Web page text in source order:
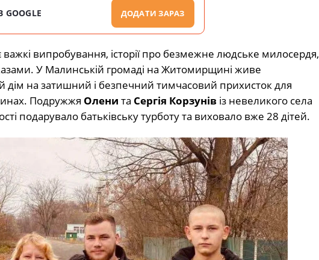
ДОДАТИ ЗАРАЗ
випробування, історії про безмежне людське милосердя,
У Малинській громаді на Житомирщині живе
на затишний і безпечний тимчасовий прихисток для
Подружжя Олени та Сергія Корзунівіз невеликого села
подарувало батьківську турботу та виховало вже 28 дітей.